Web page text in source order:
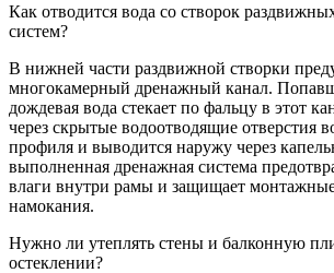
Как отводится вода со створок
систем?
В нижней части раздвижной створки
многокамерный дренажный канал.
дождевая вода стекает по фальцу в этот
через скрытые водоотводящие отверстия
профиля и выводится наружу через
выполненная дренажная система
влаги внутри рамы и защищает
намокания.
Нужно ли утеплять стены и балконную
остеклении?